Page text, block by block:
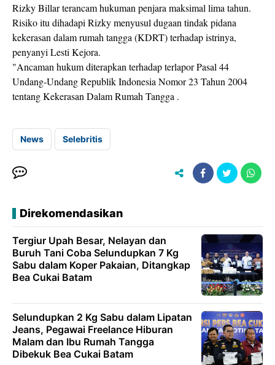
Rizky Billar terancam hukuman penjara maksimal lima tahun.
Risiko itu dihadapi Rizky menyusul dugaan tindak pidana
kekerasan dalam rumah tangga (KDRT) terhadap istrinya,
penyanyi Lesti Kejora.
"Ancaman hukum diterapkan terhadap terlapor Pasal 44
Undang-Undang Republik Indonesia Nomor 23 Tahun 2004
tentang Kekerasan Dalam Rumah Tangga .
News Selebritis
Direkomendasikan
Tergiur Upah Besar, Nelayan dan
Buruh Tani Coba Selundupkan 7 Kg
Sabu dalam Koper Pakaian, Ditangkap
Bea Cukai Batam
Selundupkan 2 Kg Sabu dalam Lipatan
Jeans, Pegawai Freelance Hiburan
Malam dan Ibu Rumah Tangga
Dibekuk Bea Cukai Batam